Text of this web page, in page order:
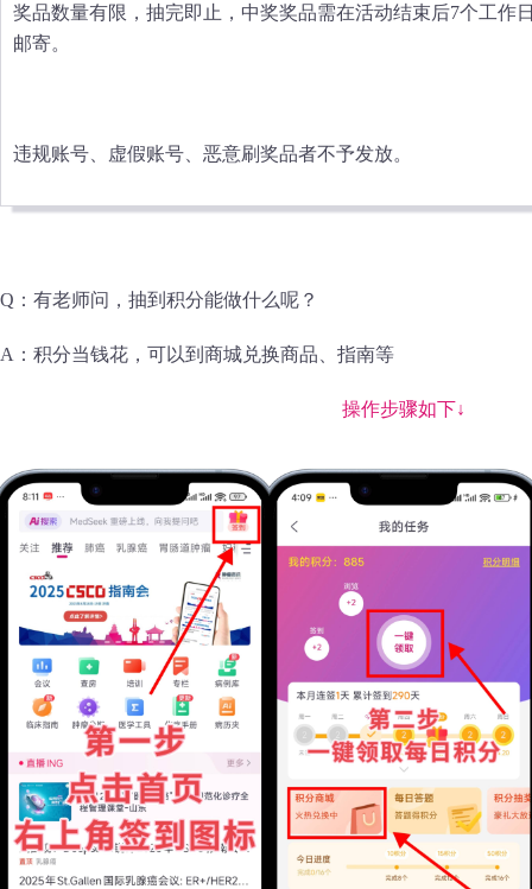
奖品数量有限，抽完即止，中奖奖品需在活动结束后7个工作
邮寄。
违规账号、虚假账号、恶意刷奖品者不予发放。
Q：有老师问，抽到积分能做什么呢？
A：积分当钱花，可以到商城兑换商品、指南等
操作步骤如下↓